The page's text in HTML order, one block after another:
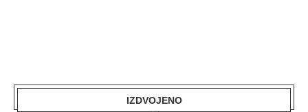
IZDVOJENO